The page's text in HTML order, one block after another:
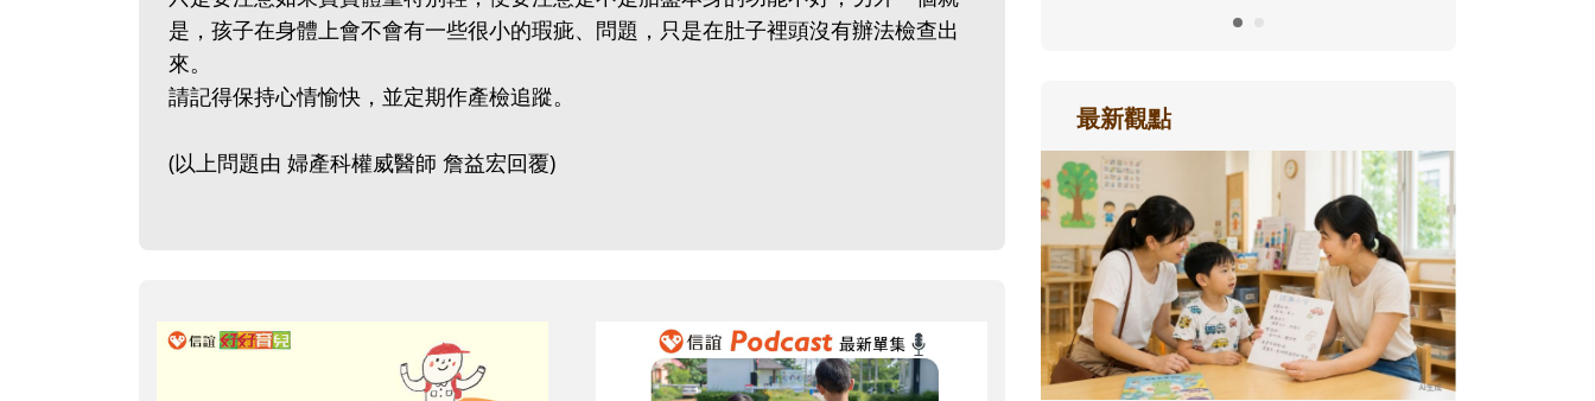
是，孩子在身體上會不會有一些很小的瑕疵、問題，只是在肚子裡頭沒有辦法檢查出
來。
請記得保持心情愉快，並定期作產檢追蹤。
(以上問題由 婦產科權威醫師 詹益宏回覆)
最新觀點